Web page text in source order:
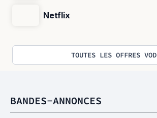
Netflix
TOUTES LES OFFRES VOD
BANDES-ANNONCES